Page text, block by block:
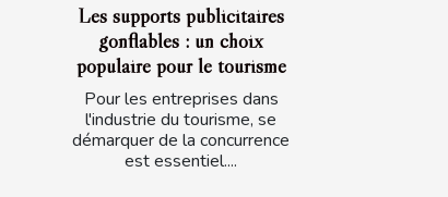
Les supports publicitaires
gonflables : un choix
populaire pour le tourisme
Pour les entreprises dans
l'industrie du tourisme, se
démarquer de la concurrence
est essentiel....